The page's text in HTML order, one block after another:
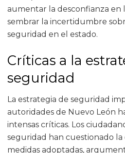
aumentar la desconfianza en
sembrar la incertidumbre
seguridad en el estado.
Críticas a la
seguridad
La estrategia de seguridad
autoridades de Nuevo León
intensas críticas. Los
seguridad han cuestionado la
medidas adoptadas,